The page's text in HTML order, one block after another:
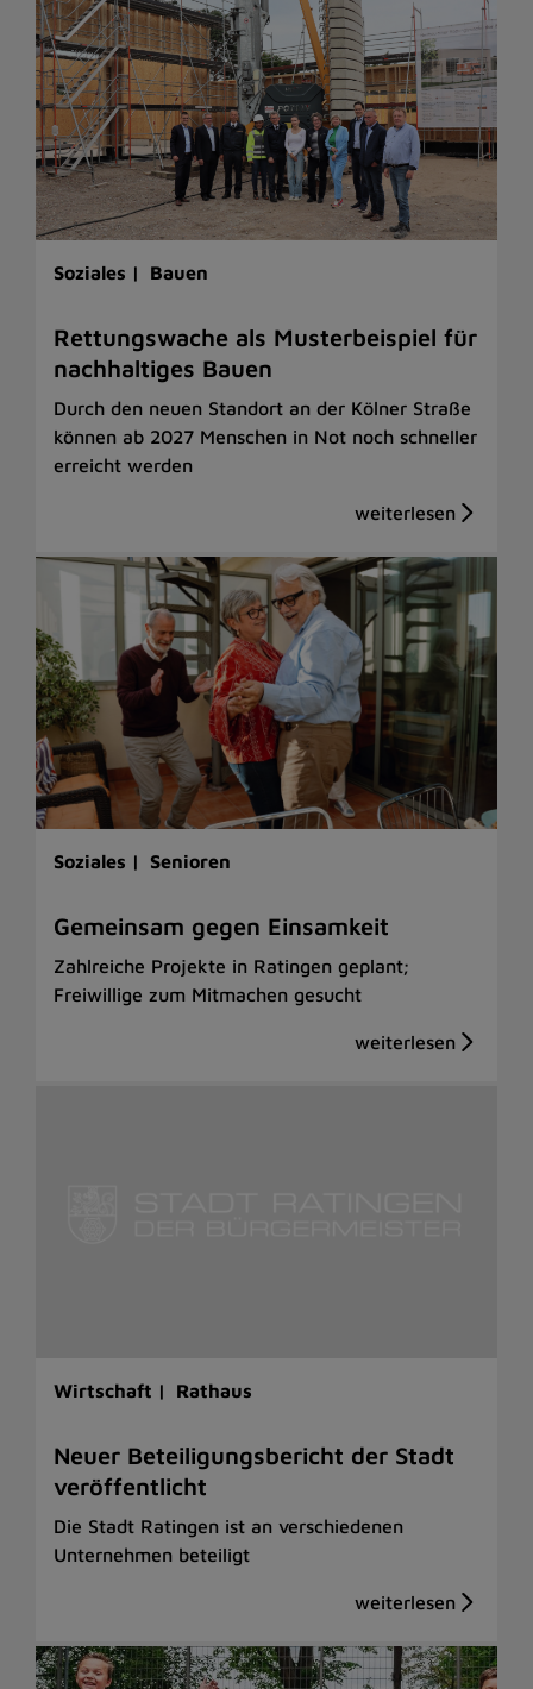
Soziales | Bauen
Rettungswache als Musterbeispiel für
nachhaltiges Bauen
Durch den neuen Standort an der Kölner Straße
können ab 2027 Menschen in Not noch schneller
erreicht werden
Soziales | Senioren
Gemeinsam gegen Einsamkeit
Zahlreiche Projekte in Ratingen geplant;
Freiwillige zum Mitmachen gesucht
Wirtschaft | Rathaus
Neuer Beteiligungsbericht der Stadt
veröffentlicht
Die Stadt Ratingen ist an verschiedenen
Unternehmen beteiligt